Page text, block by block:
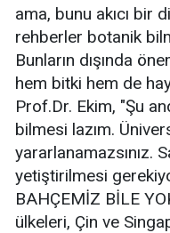
ama, bunu akıcı bir
rehberler botanik
Bunların dışında
hem bitki hem de
Prof.Dr. Ekim, "Şu
bilmesi lazım.
yararlanamazsınız.
yetiştirilmesi
BAHÇEMİZ BİLE
ülkeleri, Çin ve